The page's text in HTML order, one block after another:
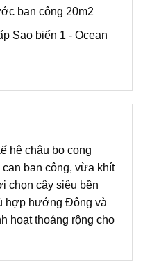
ban công 20m2
Sao biển 1 - Ocean
hệ chậu bo cong
ban công, vừa khít
chọn cây siêu bền
hợp hướng Đông và
hoạt thoáng rộng cho